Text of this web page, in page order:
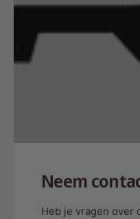
Neem
Heb je vragen over